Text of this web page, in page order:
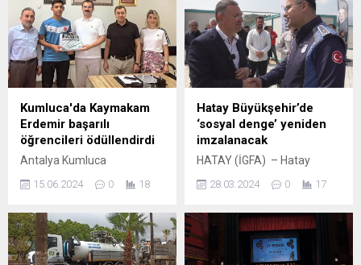
Kumluca'da Kaymakam
Erdemir başarılı
öğrencileri ödüllendirdi
Antalya Kumluca
sportif alanlarda çeşitli
öğrencileri ödüllendirdi.
Mehmet ŞENTÜRK
ANTALYA (İGFA) –
15.06.2024 0 18
Hatay Büyükşehir’de
‘sosyal denge’ yeniden
imzalanacak
HATAY (İGFA) – Hatay
Başkanı Lütfü Savaş, 31
bitecek olan sosyal denge
tazminatı sözleşmesini
seçimden sonra yeniden
28.03.2024 0 17